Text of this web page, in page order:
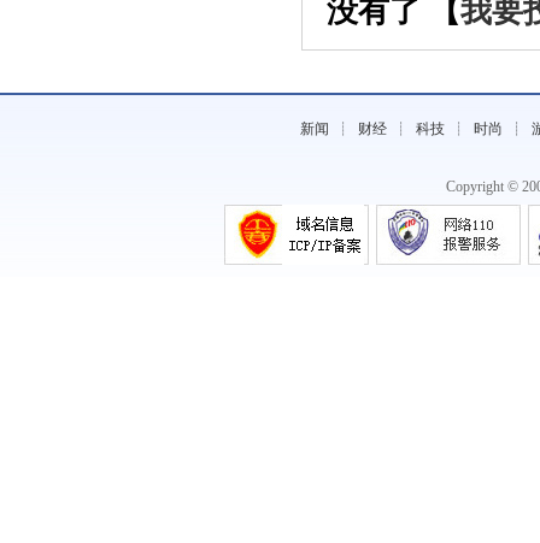
没有了 【我要
新闻 ┊ 财经 ┊科技 ┊ 时尚 ┊
Copyright ©